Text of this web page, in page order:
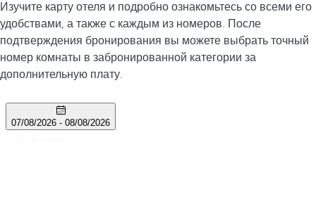
Изучите карту отеля и подробно ознакомьтесь со всеми его
удобствами, а также с каждым из номеров. После
подтверждения бронирования вы можете выбрать точный
номер комнаты в забронированной категории за
дополнительную плату.